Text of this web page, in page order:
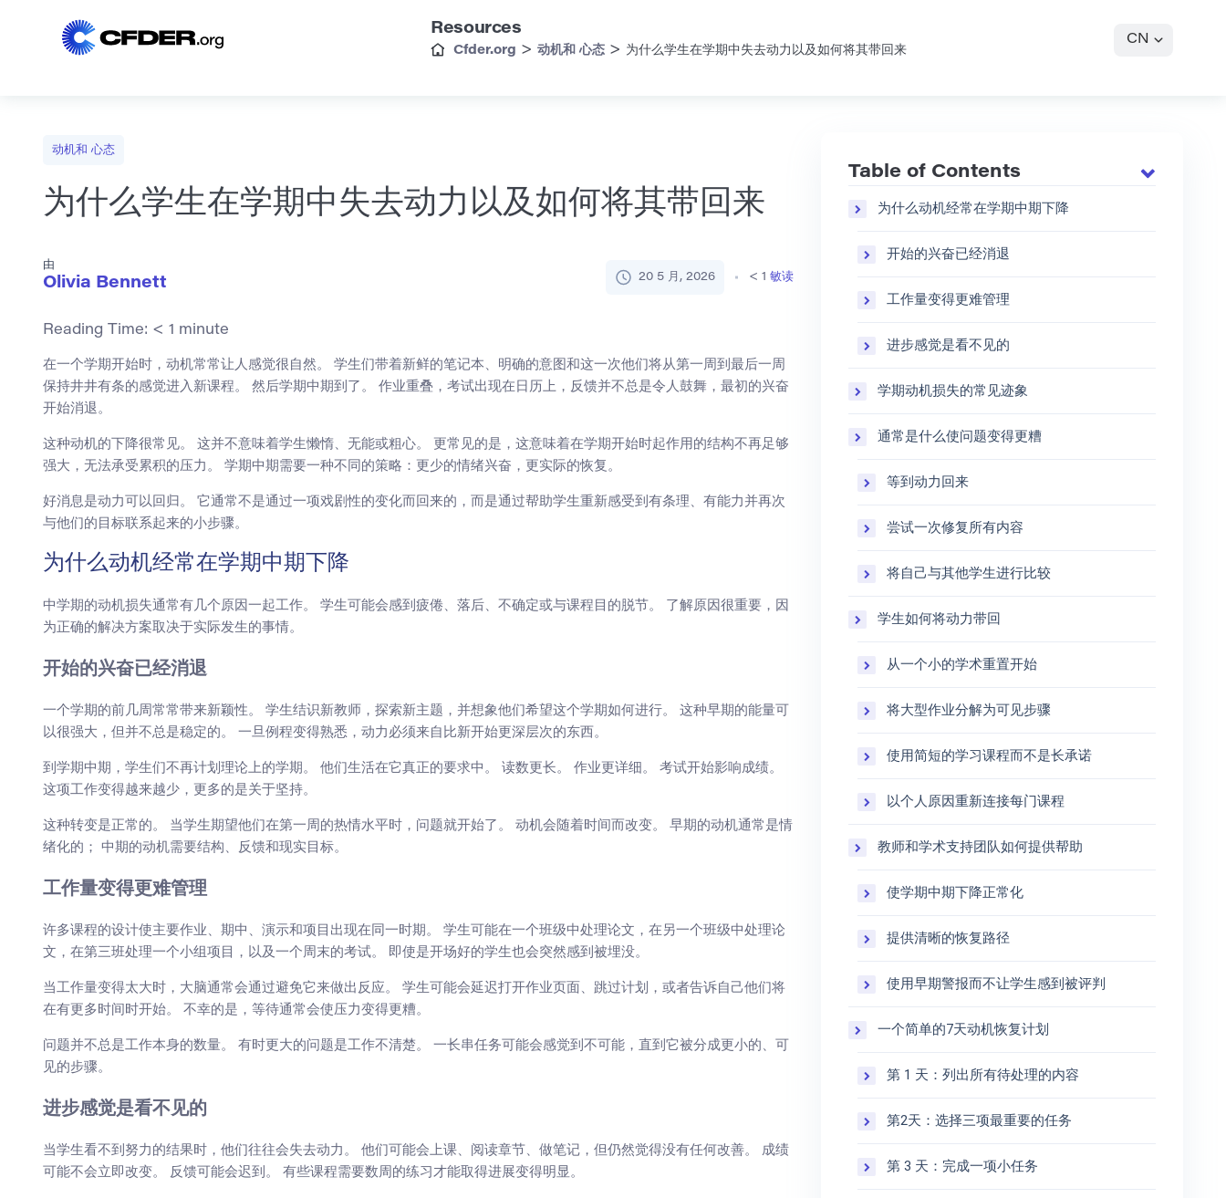
Resources
Cfder.org > 动机和 心态 > 为什么学生在学期中失去动力以及如何将其带回来
CN
动机和 心态
为什么学生在学期中失去动力以及如何将其带回来
由
Olivia Bennett 20 5 月, 2026 < 1 敏读
Reading Time: < 1 minute
在一个学期开始时，动机常常让人感觉很自然。 学生们带着新鲜的笔记本、明确的意图和这一次他们将从第一周到最后一周
保持井井有条的感觉进入新课程。 然后学期中期到了。 作业重叠，考试出现在日历上，反馈并不总是令人鼓舞，最初的兴奋
开始消退。
这种动机的下降很常见。 这并不意味着学生懒惰、无能或粗心。 更常见的是，这意味着在学期开始时起作用的结构不再足够
强大，无法承受累积的压力。 学期中期需要一种不同的策略：更少的情绪兴奋，更实际的恢复。
好消息是动力可以回归。 它通常不是通过一项戏剧性的变化而回来的，而是通过帮助学生重新感受到有条理、有能力并再次
与他们的目标联系起来的小步骤。
为什么动机经常在学期中期下降
中学期的动机损失通常有几个原因一起工作。 学生可能会感到疲倦、落后、不确定或与课程目的脱节。 了解原因很重要，因
为正确的解决方案取决于实际发生的事情。
开始的兴奋已经消退
一个学期的前几周常常带来新颖性。 学生结识新教师，探索新主题，并想象他们希望这个学期如何进行。 这种早期的能量可
以很强大，但并不总是稳定的。 一旦例程变得熟悉，动力必须来自比新开始更深层次的东西。
到学期中期，学生们不再计划理论上的学期。 他们生活在它真正的要求中。 读数更长。 作业更详细。 考试开始影响成绩。
这项工作变得越来越少，更多的是关于坚持。
这种转变是正常的。 当学生期望他们在第一周的热情水平时，问题就开始了。 动机会随着时间而改变。 早期的动机通常是情
绪化的； 中期的动机需要结构、反馈和现实目标。
工作量变得更难管理
许多课程的设计使主要作业、期中、演示和项目出现在同一时期。 学生可能在一个班级中处理论文，在另一个班级中处理论
文，在第三班处理一个小组项目，以及一个周末的考试。 即使是开场好的学生也会突然感到被埋没。
当工作量变得太大时，大脑通常会通过避免它来做出反应。 学生可能会延迟打开作业页面、跳过计划，或者告诉自己他们将
在有更多时间时开始。 不幸的是，等待通常会使压力变得更糟。
问题并不总是工作本身的数量。 有时更大的问题是工作不清楚。 一长串任务可能会感觉到不可能，直到它被分成更小的、可
见的步骤。
进步感觉是看不见的
当学生看不到努力的结果时，他们往往会失去动力。 他们可能会上课、阅读章节、做笔记，但仍然觉得没有任何改善。 成绩
可能不会立即改变。 反馈可能会迟到。 有些课程需要数周的练习才能取得进展变得明显。
Table of Contents
为什么动机经常在学期中期下降
开始的兴奋已经消退
工作量变得更难管理
进步感觉是看不见的
学期动机损失的常见迹象
通常是什么使问题变得更糟
等到动力回来
尝试一次修复所有内容
将自己与其他学生进行比较
学生如何将动力带回
从一个小的学术重置开始
将大型作业分解为可见步骤
使用简短的学习课程而不是长承诺
以个人原因重新连接每门课程
教师和学术支持团队如何提供帮助
使学期中期下降正常化
提供清晰的恢复路径
使用早期警报而不让学生感到被评判
一个简单的7天动机恢复计划
第 1 天：列出所有待处理的内容
第2天：选择三项最重要的任务
第 3 天：完成一项小任务